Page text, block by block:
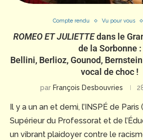
Compte rendu Vu pour vous
ROMEO ET JULIETTEdans le
de la Sorbonne :
Bellini, Berlioz, Gounod,
vocal de choc !
par François Desbouvries
Il y a un an et demi, l’INSPÉ de Paris
Supérieur du Professorat et de
un vibrant plaidoyer contre le